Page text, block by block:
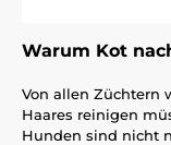
Warum Kot
Von allen Züchtern
Haares reinigen
Hunden sind nicht